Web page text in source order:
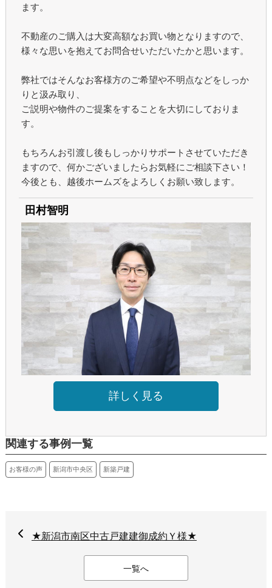
ます。
不動産のご購入は大変高額なお買い物となりますので、
様々な思いを抱えてお問合せいただいたかと思います。
弊社ではそんなお客様方のご希望や不明点などをしっか
りと汲み取り、
ご説明や物件のご提案をすることを大切にしておりま
す。
もちろんお引渡し後もしっかりサポートさせていただき
ますので、何かございましたらお気軽にご相談下さい！
今後とも、越後ホームズをよろしくお願い致します。
田村智明
詳しく見る
関連する事例一覧
お客様の声 新潟市中央区 新築戸建
★新潟市南区中古戸建建御成約Ｙ様★
一覧へ